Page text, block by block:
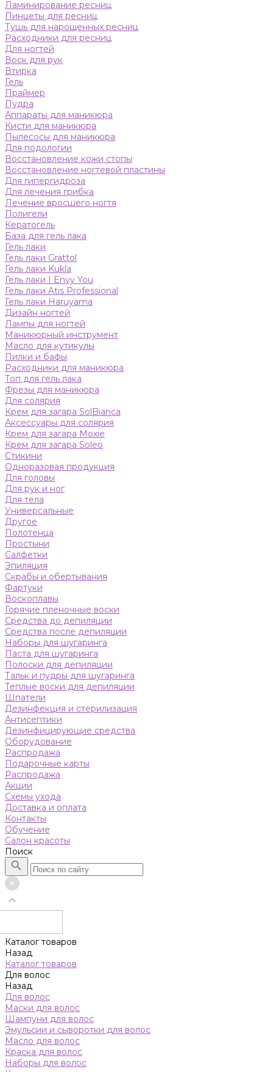
Ламинирование ресниц
Пинцеты для ресниц
Тушь для нарощенных ресниц
Расходники для ресниц
Для ногтей
Воск для рук
Втирка
Гель
Праймер
Пудра
Аппараты для маникюра
Кисти для маникюра
Пылесосы для маникюра
Для подологии
Восстановление кожи стопы
Восстановление ногтевой пластины
Для гипергидроза
Для лечения грибка
Лечение вросшего ногтя
Полигели
Кератогель
База для гель лака
Гель лаки
Гель лаки Grattol
Гель лаки Kukla
Гель лаки I Envy You
Гель лаки Atis Professional
Гель лаки Haruyama
Дизайн ногтей
Лампы для ногтей
Маникюрный инструмент
Масло для кутикулы
Пилки и бафы
Расходники для маникюра
Топ для гель лака
Фрезы для маникюра
Для солярия
Крем для загара SolBianca
Аксессуары для солярия
Крем для загара Moxie
Крем для загара Soleo
Стикини
Одноразовая продукция
Для головы
Для рук и ног
Для тела
Универсальные
Другое
Полотенца
Простыни
Салфетки
Эпиляция
Скрабы и обертывания
Фартуки
Воскоплавы
Горячие пленочные воски
Средства до депиляции
Средства после депиляции
Наборы для шугаринга
Паста для шугаринга
Полоски для депиляции
Тальк и пудры для шугаринга
Теплые воски для депиляции
Шпатели
Дезинфекция и стерилизация
Антисептики
Дезинфицирующие средства
Оборудование
Распродажа
Подарочные карты
Распродажа
Акции
Схемы ухода
Доставка и оплата
Контакты
Обучение
Салон красоты
Поиск
Каталог товаров
Назад
Каталог товаров
Для волос
Назад
Для волос
Маски для волос
Шампуни для волос
Эмульсии и сыворотки для волос
Масло для волос
Краска для волос
Наборы для волос